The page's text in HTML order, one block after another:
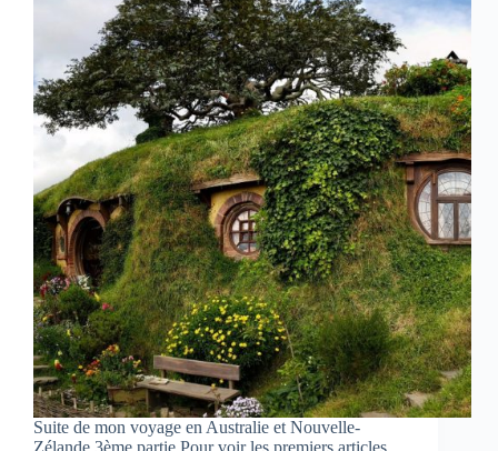
Suite de mon voyage en Australie et Nouvelle-
Zélande 3ème partie Pour voir les premiers articles